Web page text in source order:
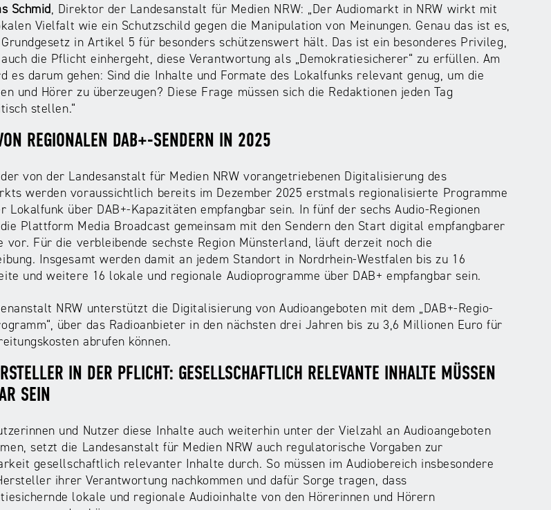
Schmid, Direktor der Landesanstalt für Medien NRW: „Der Audiomarkt in NRW wirkt mit
Vielfalt wie ein Schutzschild gegen die Manipulation von Meinungen. Genau das ist es,
in Artikel 5 für besonders schützenswert hält. Das ist ein besonderes Privileg,
die Pflicht einhergeht, diese Verantwortung als „Demokratiesicherer“ zu erfüllen. Am
es darum gehen: Sind die Inhalte und Formate des Lokalfunks relevant genug, um die
und Hörer zu überzeugen? Diese Frage müssen sich die Redaktionen jeden Tag
stellen.“
REGIONALEN DAB+-SENDERN IN 2025
von der Landesanstalt für Medien NRW vorangetriebenen Digitalisierung des
werden voraussichtlich bereits im Dezember 2025 erstmals regionalisierte Programme
Lokalfunk über DAB+-Kapazitäten empfangbar sein. In fünf der sechs Audio-Regionen
Plattform Media Broadcast gemeinsam mit den Sendern den Start digital empfangbarer
vor. Für die verbleibende sechste Region Münsterland, läuft derzeit noch die
Insgesamt werden damit an jedem Standort in Nordrhein-Westfalen bis zu 16
und weitere 16 lokale und regionale Audioprogramme über DAB+ empfangbar sein.
NRW unterstützt die Digitalisierung von Audioangeboten mit dem „DAB+-Regio-
über das Radioanbieter in den nächsten drei Jahren bis zu 3,6 Millionen Euro für
abrufen können.
IN DER PFLICHT: GESELLSCHAFTLICH RELEVANTE INHALTE MÜSSEN
SEIN
und Nutzer diese Inhalte auch weiterhin unter der Vielzahl an Audioangeboten
setzt die Landesanstalt für Medien NRW auch regulatorische Vorgaben zur
gesellschaftlich relevanter Inhalte durch. So müssen im Audiobereich insbesondere
ihrer Verantwortung nachkommen und dafür Sorge tragen, dass
lokale und regionale Audioinhalte von den Hörerinnen und Hörern